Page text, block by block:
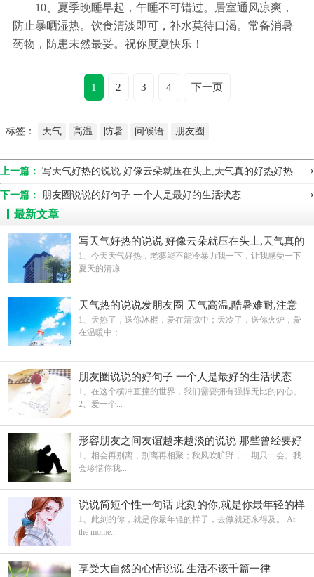
10、夏季晚睡早起，午睡不可错过。居室通风凉爽，
防止暴晒湿热。饮食清淡即可，补水莫待口渴。常备消暑
药物，防患未然最妥。祝你度夏快乐！
1 2 3 4 下一页
标签： 天气 高温 防暑 问候语 朋友圈
上一篇： 写天气好热的说说 好像云朵就压在头上,天气真的好热好热 ›
下一篇： 朋友圈说说的好句子 一个人是最好的生活状态 ›
最新文章
写天气好热的说说 好像云朵就压在头上,天气真的
好热好热
1、今天天气好热，老婆能不能冷暴力我一下，让我感受一下
夏天的清凉...
天气热的说说发朋友圈 天气高温,酷暑难耐,注意
防暑
1、天热了，送你冰棍，爱在清凉中；天冷了，送你火炉，爱
在温暖中；...
朋友圈说说的好句子 一个人是最好的生活状态
1、在这个横冲直撞的世界，我们需要拥有强悍无比的内心。
2、爱一个...
形容朋友之间友谊越来越淡的说说 那些曾经要好
的朋友
1、相会再别离，别离再相聚；秋风吹旷野，一期只一会。我
会珍惜你我...
说说简短个性一句话 此刻的你,就是你最年轻的样
子
1、此刻的你，就是你最年轻的样子，去做就还来得及。 At
the mome...
享受大自然的心情说说 生活不该千篇一律